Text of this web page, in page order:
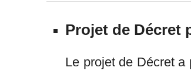
Projet de Décret
Le projet de Décret